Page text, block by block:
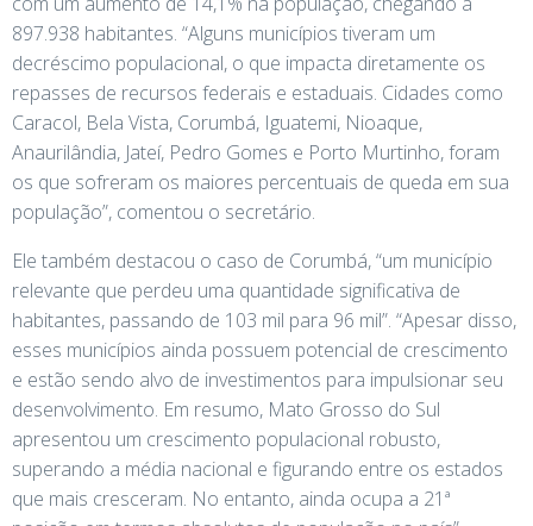
897.938 habitantes. “Alguns municípios tiveram um
decréscimo populacional, o que impacta diretamente os
repasses de recursos federais e estaduais. Cidades como
Caracol, Bela Vista, Corumbá, Iguatemi, Nioaque,
Anaurilândia, Jateí, Pedro Gomes e Porto Murtinho, foram
os que sofreram os maiores percentuais de queda em sua
população”, comentou o secretário.
Ele também destacou o caso de Corumbá, “um município
relevante que perdeu uma quantidade significativa de
habitantes, passando de 103 mil para 96 mil”. “Apesar disso,
esses municípios ainda possuem potencial de crescimento
e estão sendo alvo de investimentos para impulsionar seu
desenvolvimento. Em resumo, Mato Grosso do Sul
apresentou um crescimento populacional robusto,
superando a média nacional e figurando entre os estados
que mais cresceram. No entanto, ainda ocupa a 21ª